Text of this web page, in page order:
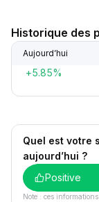
Historique des
Aujourd’hui
+5.85%
Quel est votre
aujourd’hui ?
Positive
Note : ces